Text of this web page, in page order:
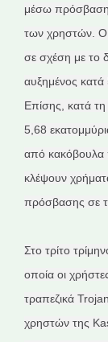
μέσω πρόσβασης
των χρηστών. Ο
σε σχέση με το
αυξημένος κατά
Επίσης, κατά τη
5,68
από
κλέψουν
πρόσβασης σε
Στο τρίτο
οποία οι
τραπεζικά
χρηστών της